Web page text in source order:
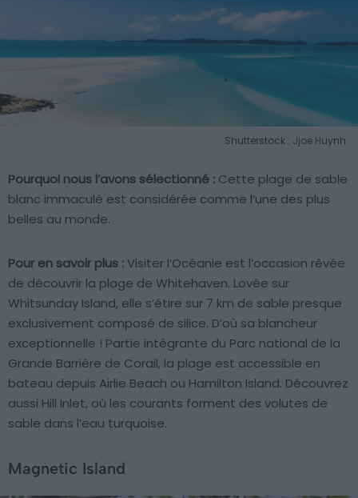
Shutterstock : Jjoe Huynh
Pourquoi nous l’avons sélectionné : Cette plage de sable
blanc immaculé est considérée comme l’une des plus
belles au monde.
Pour en savoir plus :Visiter l’Océanie est l’occasion rêvée
de découvrir la plage de Whitehaven. Lovée sur
Whitsunday Island, elle s’étire sur 7 km de sable presque
exclusivement composé de silice. D’où sa blancheur
exceptionnelle ! Partie intégrante du Parc national de la
Grande Barrière de Corail, la plage est accessible en
bateau depuis Airlie Beach ou Hamilton Island. Découvrez
aussi Hill Inlet, où les courants forment des volutes de
sable dans l’eau turquoise.
Magnetic Island